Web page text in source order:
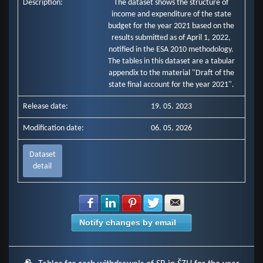
Mzdy, platy, služobné príjmy a ostatné osobné vyrovnania (mill. E…
Poistné a príspevok do poisťovní (mill. Eur)
Tovary a služby (mill. Eur)
Bežné transfery (mill. Eur)
Obstarávanie kapitálových aktív (mill. Eur)
Kapitálové transfery (mill. Eur)
Description:
The dataset shows the structure of
income and expenditure of the state
budget for the year 2021 based on the
results submitted as of April 1, 2022,
notified in the ESA 2010 methodology.
The tables in this dataset are a tabular
appendix to the material "Draft of the
state final account for the year 2021".
Release date: 19. 05. 2023
Modification date: 06. 05. 2026
Dataset
detail
Share with Facebook
Share with LinkedIn
Share with Pinterest
Share with Twitter
Notify changes by email